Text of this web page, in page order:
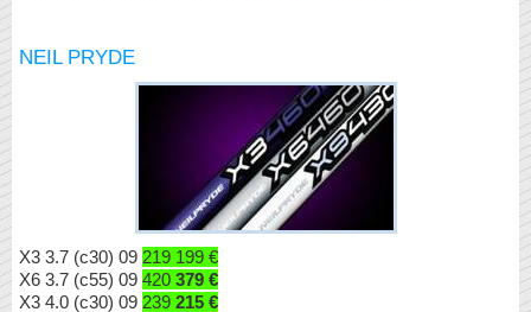
NEIL PRYDE
X3 3.7 (c30) 09 219 199 €
X6 3.7 (c55) 09 420 379 €
X3 4.0 (c30) 09 239 215 €